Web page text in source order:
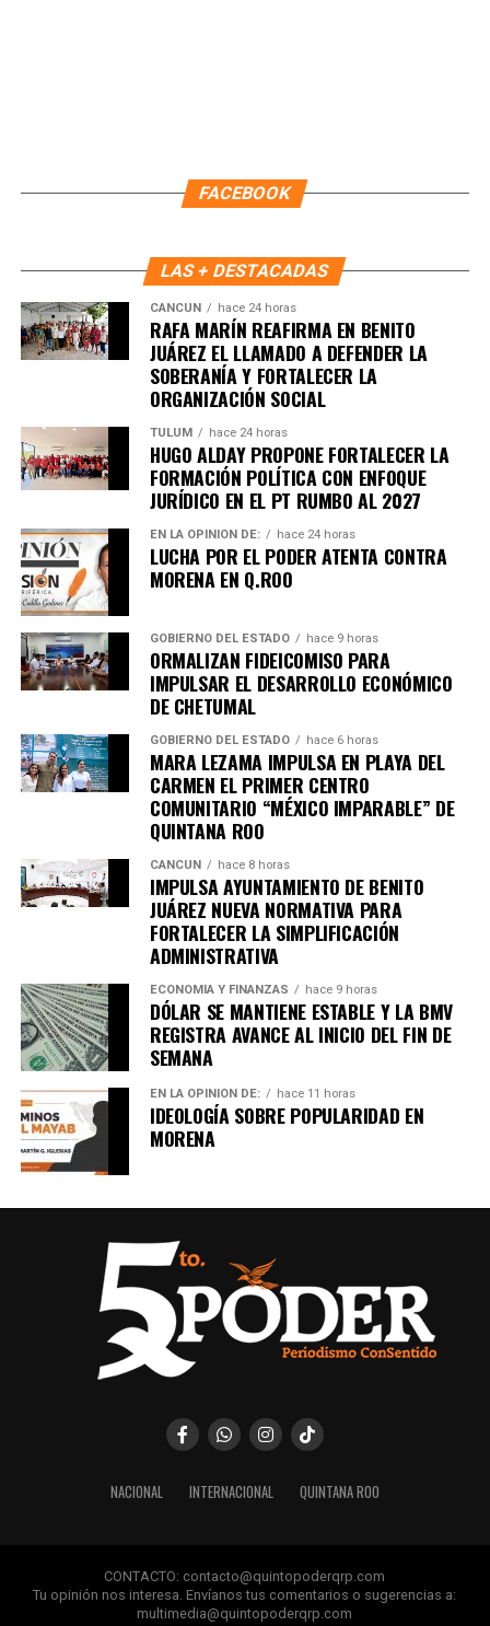
Recibe las noticias al instante
Únete al canal oficial de WhatsApp de
Quinto Podery recibe las noticias más
importantes de Quintana Roo directamente
en tu teléfono.
Unirme al canal de WhatsApp
FACEBOOK
LAS + DESTACADAS
CANCÚN hace 24 horas
RAFA MARÍN REAFIRMA EN BENITO
JUÁREZ EL LLAMADO A DEFENDER LA
SOBERANÍA Y FORTALECER LA
ORGANIZACIÓN SOCIAL
TULUM hace 24 horas
HUGO ALDAY PROPONE FORTALECER LA
FORMACIÓN POLÍTICA CON ENFOQUE
JURÍDICO EN EL PT RUMBO AL 2027
EN LA OPINIÓN DE: hace 24 horas
LUCHA POR EL PODER ATENTA CONTRA
MORENA EN Q.ROO
GOBIERNO DEL ESTADO hace 9 horas
ORMALIZAN FIDEICOMISO PARA
IMPULSAR EL DESARROLLO ECONÓMICO
DE CHETUMAL
GOBIERNO DEL ESTADO hace 6 horas
MARA LEZAMA IMPULSA EN PLAYA DEL
CARMEN EL PRIMER CENTRO
COMUNITARIO “MÉXICO IMPARABLE” DE
QUINTANA ROO
CANCÚN hace 8 horas
IMPULSA AYUNTAMIENTO DE BENITO
JUÁREZ NUEVA NORMATIVA PARA
FORTALECER LA SIMPLIFICACIÓN
ADMINISTRATIVA
ECONOMÍA Y FINANZAS hace 9 horas
DÓLAR SE MANTIENE ESTABLE Y LA BMV
REGISTRA AVANCE AL INICIO DEL FIN DE
SEMANA
EN LA OPINIÓN DE: hace 11 horas
IDEOLOGÍA SOBRE POPULARIDAD EN
MORENA
NACIONAL INTERNACIONAL QUINTANA ROO
CONTACTO: contacto@quintopoderqrp.com
Tu opinión nos interesa. Envíanos tus comentarios o sugerencias a:
multimedia@quintopoderqrp.com